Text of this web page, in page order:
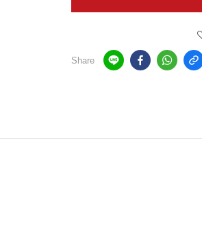
Share